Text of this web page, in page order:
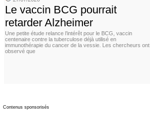
Le vaccin BCG pourrait
retarder Alzheimer
Une petite étude relance l’intérêt pour le BCG, vaccin
centenaire contre la tuberculose déjà utilisé en
immunothérapie du cancer de la vessie. Les chercheurs ont
observé que
Contenus sponsorisés